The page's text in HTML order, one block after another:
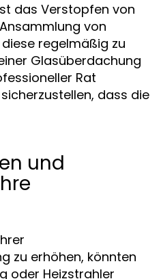
das Verstopfen von
von
regelmäßig zu
Glasüberdachung
Rat
dass die
und
zu erhöhen, könnten
oder Heizstrahler